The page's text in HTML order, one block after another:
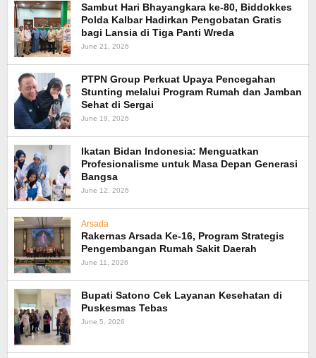
Sambut Hari Bhayangkara ke-80, Biddokkes
Polda Kalbar Hadirkan Pengobatan Gratis
bagi Lansia di Tiga Panti Wreda
June 21, 2026
PTPN Group Perkuat Upaya Pencegahan
Stunting melalui Program Rumah dan Jamban
Sehat di Sergai
June 19, 2026
Ikatan Bidan Indonesia: Menguatkan
Profesionalisme untuk Masa Depan Generasi
Bangsa
June 12, 2026
Arsada
Rakernas Arsada Ke-16, Program Strategis
Pengembangan Rumah Sakit Daerah
June 11, 2026
Bupati Satono Cek Layanan Kesehatan di
Puskesmas Tebas
June 5, 2026